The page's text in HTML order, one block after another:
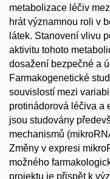
metabolizace léčiv
hrát významnou roli v
látek. Stanovení vlivu
aktivitu tohoto
dosažení bezpečné a
Farmakogenetické
souvislostí mezi
protinádorová léčiva a
jsou studovány
mechanismů
Změny v expresi
možného
projektu je přispět k